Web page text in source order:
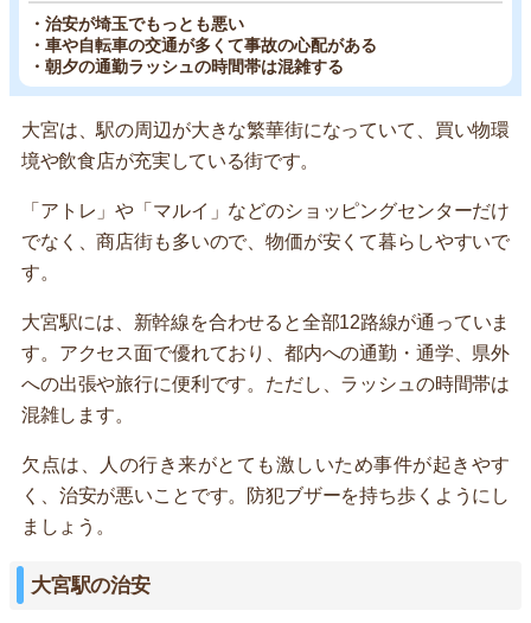
・治安が埼玉でもっとも悪い
・車や自転車の交通が多くて事故の心配がある
・朝夕の通勤ラッシュの時間帯は混雑する
大宮は、駅の周辺が大きな繁華街になっていて、買い物環
境や飲食店が充実している街です。
「アトレ」や「マルイ」などのショッピングセンターだけ
でなく、商店街も多いので、物価が安くて暮らしやすいで
す。
大宮駅には、新幹線を合わせると全部12路線が通っていま
す。アクセス面で優れており、都内への通勤・通学、県外
への出張や旅行に便利です。ただし、ラッシュの時間帯は
混雑します。
欠点は、人の行き来がとても激しいため事件が起きやす
く、治安が悪いことです。防犯ブザーを持ち歩くようにし
ましょう。
大宮駅の治安